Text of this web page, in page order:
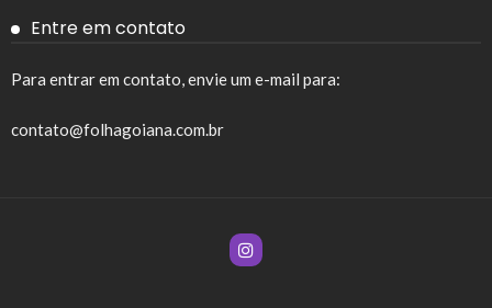
Entre em contato
Para entrar em contato, envie um e-mail para:
contato@folhagoiana.com.br